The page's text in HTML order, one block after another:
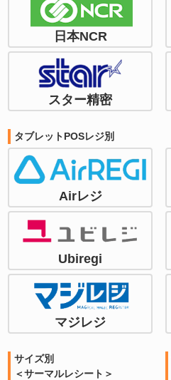
日本NCR
スター精密
タブレットPOSレジ別
Airレジ
Ubiregi
マジレジ
サイズ別
＜サーマルレシート＞